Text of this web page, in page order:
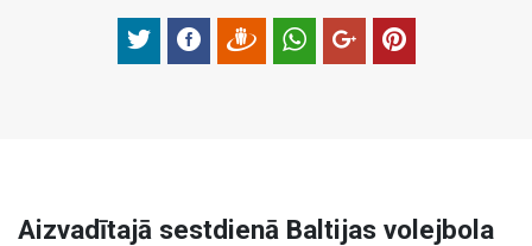
Aizvadītajā sestdienā Baltijas volejbola